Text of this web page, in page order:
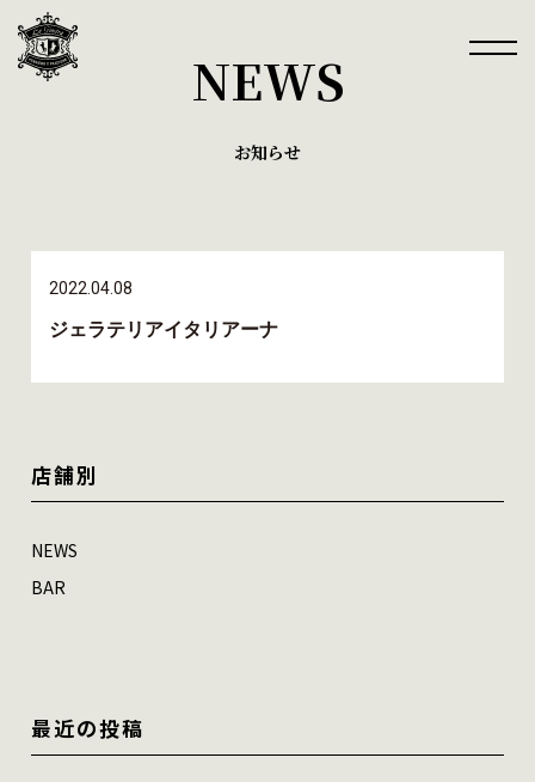
NEWS
お知らせ
2022.04.08
ジェラテリアイタリアーナ
店舗別
NEWS
BAR
最近の投稿